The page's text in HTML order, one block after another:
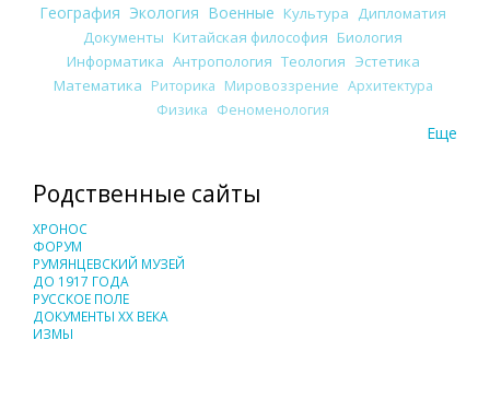
География Экология Военные Культура
Дипломатия
Документы Китайская философия Биология
Информатика Антропология Теология Эстетика
Математика Риторика Мировоззрение Архитектура
Физика Феноменология
Еще
Родственные сайты
ХРОНОС
ФОРУМ
РУМЯНЦЕВСКИЙ МУЗЕЙ
ДО 1917 ГОДА
РУССКОЕ ПОЛЕ
ДОКУМЕНТЫ XX ВЕКА
ИЗМЫ